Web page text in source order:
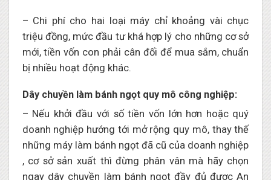
– Chi phí cho hai loại máy chỉ khoảng vài chục
triệu đồng, mức đầu tư khá hợp lý cho những cơ sở
mới, tiền vốn con phải cân đối để mua sắm, chuẩn
bị nhiều hoạt động khác.
Dây chuyền làm bánh ngọt quy mô công nghiệp:
– Nếu khởi đầu với số tiền vốn lớn hơn hoặc quý
doanh nghiệp hướng tới mở rộng quy mô, thay thế
những máy làm bánh ngọt đã cũ của doanh nghiệp
, cơ sở sản xuất thì đừng phân vân mà hãy chọn
ngay dây chuyền làm bánh ngọt đầy đủ được An